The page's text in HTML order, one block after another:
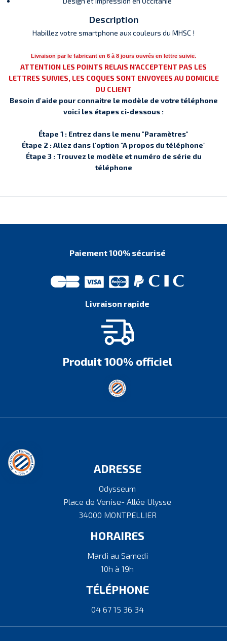
Description
Habillez votre smartphone aux couleurs du MHSC !
Livraison par le fabricant en 6 à 8 jours ouvrés en lettre suivie.
ATTENTION LES POINTS RELAIS N'ACCEPTENT PAS LES
LETTRES SUIVIES, LES COQUES SONT ENVOYEES AU DOMICILE
DU CLIENT
Besoin d'aide pour connaitre le modèle de votre téléphone
voici les étapes ci-dessous :
Étape 1 : Entrez dans le menu "Paramètres"
Étape 2 : Allez dans l'option "A propos du téléphone"
Étape 3 : Trouvez le modèle et numéro de série du
téléphone
Paiement 100% sécurisé
Livraison rapide
Produit 100% officiel
ADRESSE
Odysseum
Place de Venise- Allée Ulysse
34000 MONTPELLIER
HORAIRES
Mardi au Samedi
10h à 19h
TÉLÉPHONE
04 67 15 36 34